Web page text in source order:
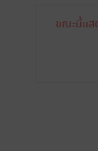
ขณะนี้แส